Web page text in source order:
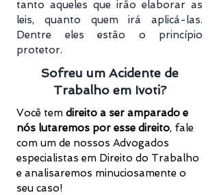
tanto aqueles que irão elaborar as
leis, quanto quem irá aplicá-las.
Dentre eles estão o princípio
protetor.
Sofreu um Acidente de
Trabalho em Ivoti?
Você tem direito a ser amparado e
nós lutaremos por esse direito, fale
com um de nossos Advogados
especialistas em Direito do Trabalho
e analisaremos minuciosamente o
seu caso!